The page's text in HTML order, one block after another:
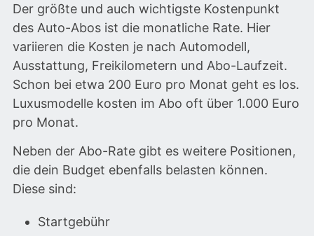
Der größte und auch wichtigste Kostenpunkt
des Auto-Abos ist die monatliche Rate. Hier
variieren die Kosten je nach Automodell,
Ausstattung, Freikilometern und Abo-Laufzeit.
Schon bei etwa 200 Euro pro Monat geht es los.
Luxusmodelle kosten im Abo oft über 1.000 Euro
pro Monat.
Neben der Abo-Rate gibt es weitere Positionen,
die dein Budget ebenfalls belasten können.
Diese sind:
Startgebühr